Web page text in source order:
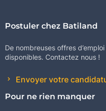
Postuler chez Batiland
De nombreuses offres
disponibles. Contactez nous !
Envoyer votre
Pour ne rien manquer